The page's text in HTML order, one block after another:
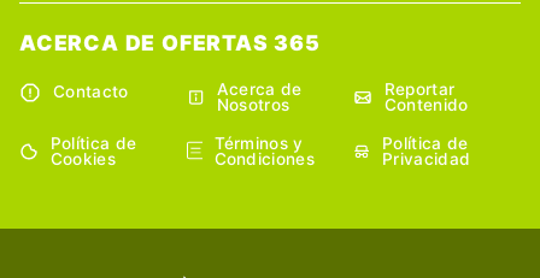
ACERCA DE OFERTAS 365
Contacto
Acerca de
Nosotros
Reportar
Contenido
Política de
Cookies
Términos y
Condiciones
Política de
Privacidad